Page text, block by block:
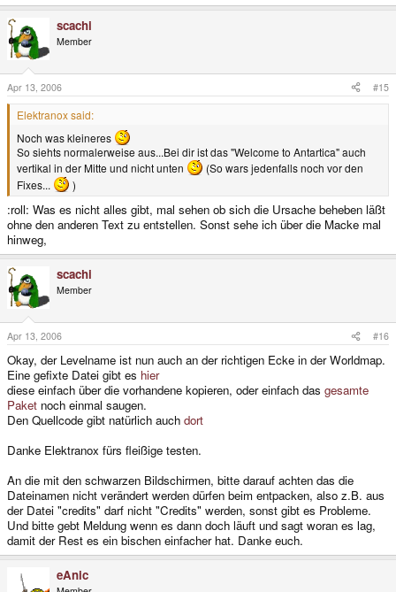
scachi
Member
Apr 13, 2006 #15
Elektranox said:
Noch was kleineres
So siehts normalerweise aus...Bei dir ist das "Welcome to Antartica" auch
vertikal in der Mitte und nicht unten
(So wars jedenfalls noch vor den
Fixes...
)
:roll: Was es nicht alles gibt, mal sehen ob sich die Ursache beheben läßt
ohne den anderen Text zu entstellen. Sonst sehe ich über die Macke mal
hinweg,
scachi
Member
Apr 13, 2006 #16
Okay, der Levelname ist nun auch an der richtigen Ecke in der Worldmap.
Eine gefixte Datei gibt es hier
diese einfach über die vorhandene kopieren, oder einfach das gesamte
Paket noch einmal saugen.
Den Quellcode gibt natürlich auch dort
Danke Elektranox fürs fleißige testen.
An die mit den schwarzen Bildschirmen, bitte darauf achten das die
Dateinamen nicht verändert werden dürfen beim entpacken, also z.B. aus
der Datei "credits" darf nicht "Credits" werden, sonst gibt es Probleme.
Und bitte gebt Meldung wenn es dann doch läuft und sagt woran es lag,
damit der Rest es ein bischen einfacher hat. Danke euch.
eAnic